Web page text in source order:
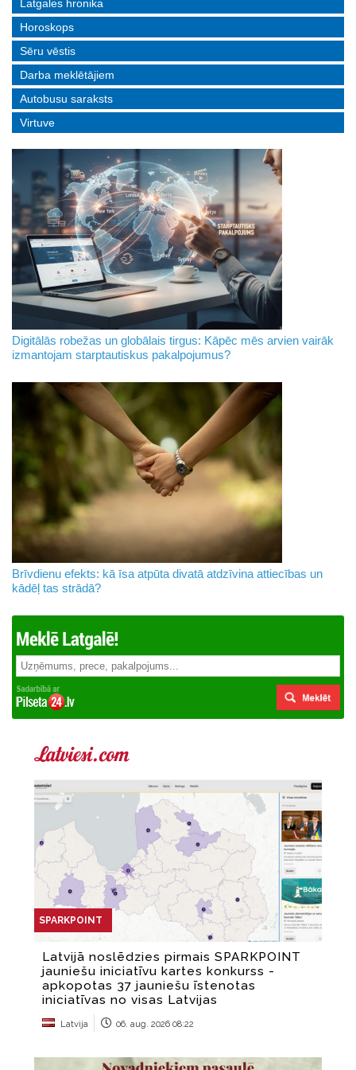
Latgales hronika
Horoskops
Sēru vēstis
Darba meklētājiem
Autobusu saraksts
Virtuve
Digitālās robežas un globālais tirgus: Kāpēc mēs arvien vairāk
izmantojam starptautiskus pakalpojumus?
Brīvdienu efekts: kā īsa atpūta divatā atdzīvina attiecības un
kādēļ tas strādā?